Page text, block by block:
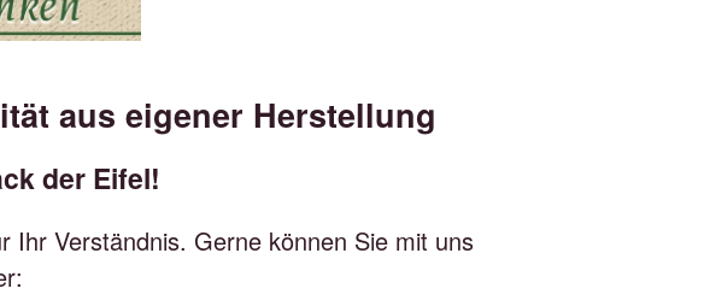
aus eigener Herstellung
der Eifel!
Ihr Verständnis. Gerne können Sie mit uns